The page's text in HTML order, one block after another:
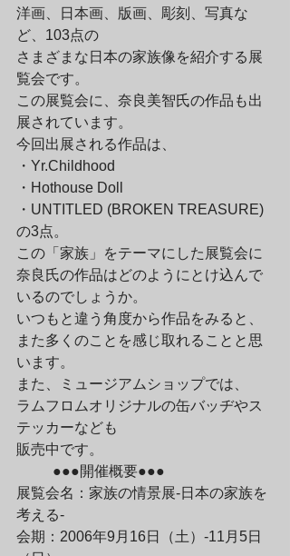
洋画、日本画、版画、彫刻、写真な
ど、103点の
さまざまな日本の家族像を紹介する展
覧会です。
この展覧会に、奈良美智氏の作品も出
展されています。
今回出展される作品は、
・Yr.Childhood
・Hothouse Doll
・UNTITLED (BROKEN TREASURE)
の3点。
この「家族」をテーマにした展覧会に
奈良氏の作品はどのようにとけ込んで
いるのでしょうか。
いつもと違う角度から作品をみると、
また多くのことを感じ取れることと思
います。
また、ミュージアムショップでは、
ラムフロムオリジナルの缶バッヂやス
テッカーなども
販売中です。
	●●●開催概要●●●
展覧会名：家族の情景展-日本の家族を
考える-
会期：2006年9月16日（土）-11月5日